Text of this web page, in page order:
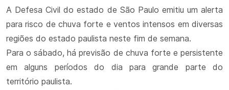
A Defesa Civil do estado de São Paulo emitiu um alerta
para risco de chuva forte e ventos intensos em diversas
regiões do estado paulista neste fim de semana.
Para o sábado, há previsão de chuva forte e persistente
em alguns períodos do dia para grande parte do
território paulista.